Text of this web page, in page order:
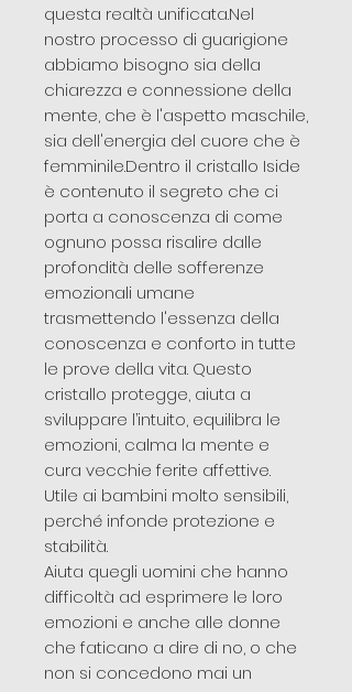
questa realtà unificata.Nel
nostro processo di guarigione
abbiamo bisogno sia della
chiarezza e connessione della
mente, che è l'aspetto maschile,
sia dell'energia del cuore che è
femminile.Dentro il cristallo Iside
è contenuto il segreto che ci
porta a conoscenza di come
ognuno possa risalire dalle
profondità delle sofferenze
emozionali umane
trasmettendo l'essenza della
conoscenza e conforto in tutte
le prove della vita. Questo
cristallo protegge, aiuta a
sviluppare l’intuito, equilibra le
emozioni, calma la mente e
cura vecchie ferite affettive.
Utile ai bambini molto sensibili,
perché infonde protezione e
stabilità.
Aiuta quegli uomini che hanno
difficoltà ad esprimere le loro
emozioni e anche alle donne
che faticano a dire di no, o che
non si concedono mai un